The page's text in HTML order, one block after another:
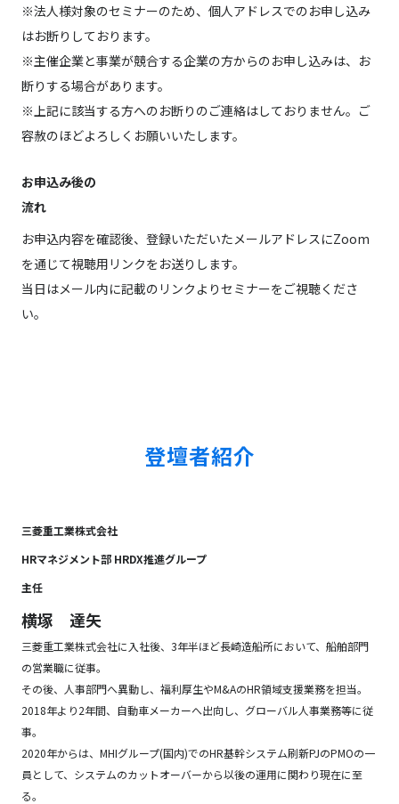
※法人様対象のセミナーのため、個人アドレスでのお申し込み
はお断りしております。
※主催企業と事業が競合する企業の方からのお申し込みは、お
断りする場合があります。
※上記に該当する方へのお断りのご連絡はしておりません。ご
容赦のほどよろしくお願いいたします。
お申込み後の
流れ
お申込内容を確認後、登録いただいたメールアドレスにZoom
を通じて視聴用リンクをお送りします。
当日はメール内に記載のリンクよりセミナーをご視聴くださ
い。
登壇者紹介
三菱重工業株式会社
HRマネジメント部 HRDX推進グループ
主任
横塚 達矢
三菱重工業株式会社に入社後、3年半ほど長崎造船所において、船舶部門
の営業職に従事。
その後、人事部門へ異動し、福利厚生やM&AのHR領域支援業務を担当。
2018年より2年間、自動車メーカーへ出向し、グローバル人事業務等に従
事。
2020年からは、MHIグループ(国内)でのHR基幹システム刷新PJのPMOの一
員として、システムのカットオーバーから以後の運用に関わり現在に至
る。